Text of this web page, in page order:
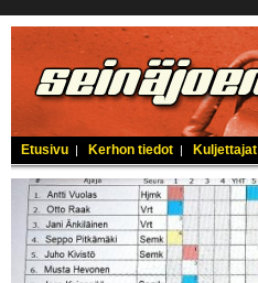
Etusivu | Kerhon tiedot | Kuljettajat